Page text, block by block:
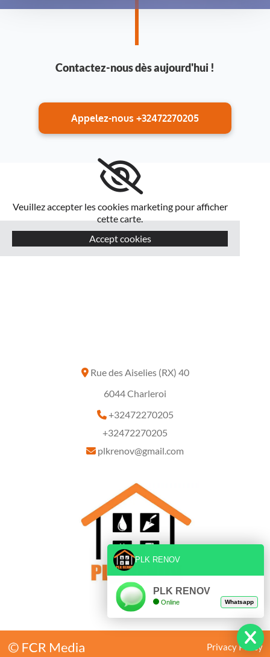
Contactez-nous dès aujourd'hui !
Appelez-nous +32472270205
Veuillez accepter les cookies marketing pour afficher
cette carte.
Accept cookies
 Rue des Aiselies (RX) 40
6044 Charleroi
+32472270205
+32472270205
 plkrenov@gmail.com
BE0007189206
Privacy Policy
PLK RENOV
PLK RENOV
Online Whatsapp